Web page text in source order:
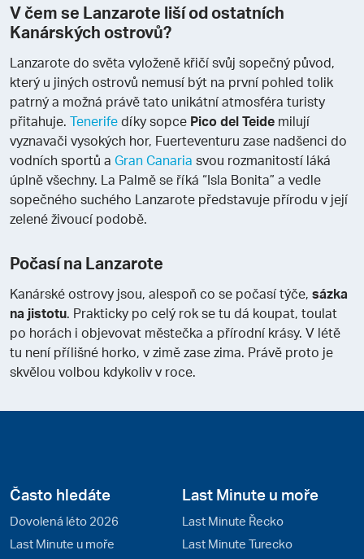
V čem se Lanzarote liší od ostatních
Kanárských ostrovů?
Lanzarote do světa vyloženě křičí svůj sopečný původ,
který u jiných ostrovů nemusí být na první pohled tolik
patrný a možná právě tato unikátní atmosféra turisty
přitahuje. Tenerifedíky sopce Pico del Teide milují
vyznavači vysokých hor, Fuerteventuru zase nadšenci do
vodních sportů a Gran Canaria svou rozmanitostí láká
úplně všechny. La Palmě se říká “Isla Bonita” a vedle
sopečného suchého Lanzarote představuje přírodu v její
zelené živoucí podobě.
Počasí na Lanzarote
Kanárské ostrovy jsou, alespoň co se počasí týče, sázka
na jistotu. Prakticky po celý rok se tu dá koupat, toulat
po horách i objevovat městečka a přírodní krásy. V létě
tu není přílišné horko, v zimě zase zima. Právě proto je
skvělou volbou kdykoliv v roce.
Často hledáte
Dovolená léto 2026
Last Minute u moře
Last Minute u moře
Last Minute Řecko
Last Minute Turecko